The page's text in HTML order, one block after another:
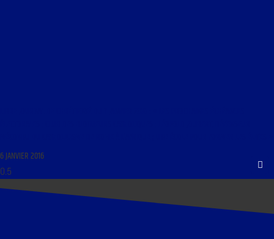
6 JANVIER 2016